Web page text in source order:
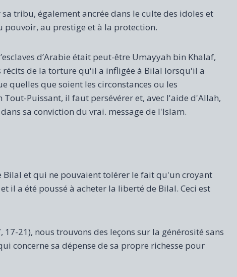
tribu, également ancrée dans le culte des idoles et
pouvoir, au prestige et à la protection.
d’Arabie était peut-être Umayyah bin Khalaf,
de la torture qu'il a infligée à Bilal lorsqu'il a
quelles que soient les circonstances ou les
Puissant, il faut persévérer et, avec l'aide d'Allah,
sa conviction du vrai. message de l'Islam.
et qui ne pouvaient tolérer le fait qu'un croyant
il a été poussé à acheter la liberté de Bilal. Ceci est
21), nous trouvons des leçons sur la générosité sans
concerne sa dépense de sa propre richesse pour